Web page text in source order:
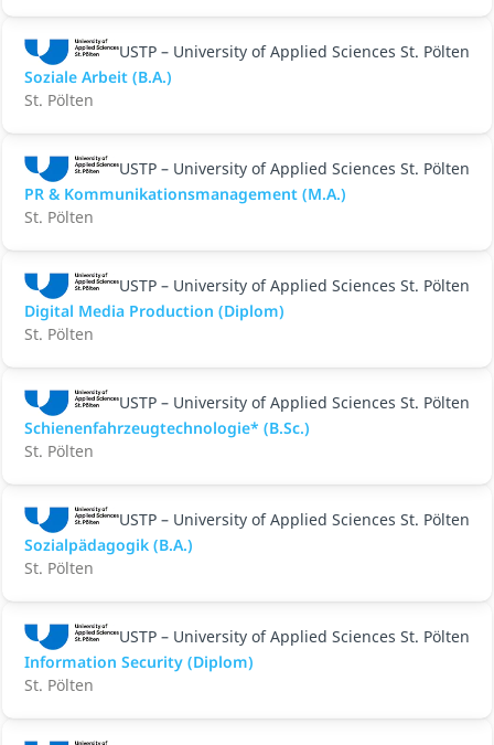
USTP – University of Applied Sciences St. Pölten
Soziale Arbeit (B.A.)
St. Pölten
USTP – University of Applied Sciences St. Pölten
PR & Kommunikationsmanagement (M.A.)
St. Pölten
USTP – University of Applied Sciences St. Pölten
Digital Media Production (Diplom)
St. Pölten
USTP – University of Applied Sciences St. Pölten
Schienenfahrzeugtechnologie* (B.Sc.)
St. Pölten
USTP – University of Applied Sciences St. Pölten
Sozialpädagogik (B.A.)
St. Pölten
USTP – University of Applied Sciences St. Pölten
Information Security (Diplom)
St. Pölten